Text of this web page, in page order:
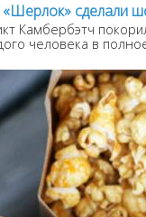
сделали
Камбербэтч
человека в